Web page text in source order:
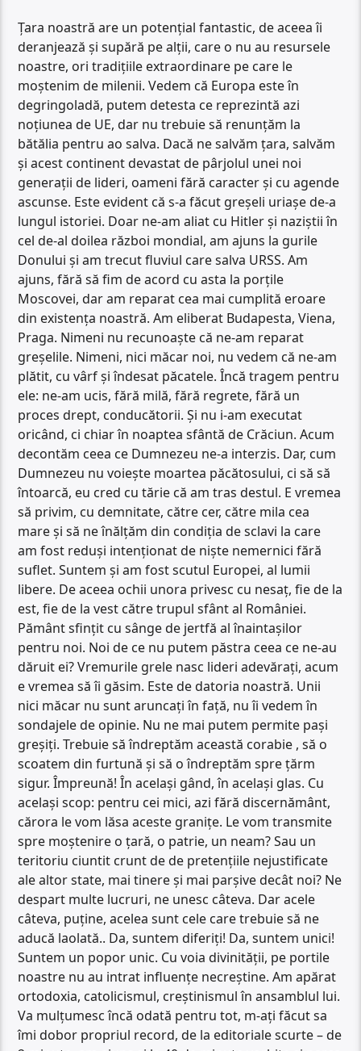
Țara noastră are un potențial fantastic, de aceea îi
deranjează și supără pe alții, care o nu au resursele
noastre, ori tradițiile extraordinare pe care le
moștenim de milenii. Vedem că Europa este în
degringoladă, putem detesta ce reprezintă azi
noțiunea de UE, dar nu trebuie să renunțăm la
bătălia pentru ao salva. Dacă ne salvăm țara, salvăm
și acest continent devastat de pârjolul unei noi
generații de lideri, oameni fără caracter și cu agende
ascunse. Este evident că s-a făcut greșeli uriașe de-a
lungul istoriei. Doar ne-am aliat cu Hitler și naziștii în
cel de-al doilea război mondial, am ajuns la gurile
Donului și am trecut fluviul care salva URSS. Am
ajuns, fără să fim de acord cu asta la porțile
Moscovei, dar am reparat cea mai cumplită eroare
din existența noastră. Am eliberat Budapesta, Viena,
Praga. Nimeni nu recunoaște că ne-am reparat
greșelile. Nimeni, nici măcar noi, nu vedem că ne-am
plătit, cu vârf și îndesat păcatele. Încă tragem pentru
ele: ne-am ucis, fără milă, fără regrete, fără un
proces drept, conducătorii. Și nu i-am executat
oricând, ci chiar în noaptea sfântă de Crăciun. Acum
decontăm ceea ce Dumnezeu ne-a interzis. Dar, cum
Dumnezeu nu voiește moartea păcătosului, ci să să
întoarcă, eu cred cu tărie că am tras destul. E vremea
să privim, cu demnitate, către cer, către mila cea
mare și să ne înălțăm din condiția de sclavi la care
am fost reduși intenționat de niște nemernici fără
suflet. Suntem și am fost scutul Europei, al lumii
libere. De aceea ochii unora privesc cu nesaț, fie de la
est, fie de la vest către trupul sfânt al României.
Pământ sfințit cu sânge de jertfă al înaintașilor
pentru noi. Noi de ce nu putem păstra ceea ce ne-au
dăruit ei? Vremurile grele nasc lideri adevărați, acum
e vremea să îi găsim. Este de datoria noastră. Unii
nici măcar nu sunt aruncați în față, nu îi vedem în
sondajele de opinie. Nu ne mai putem permite pași
greșiți. Trebuie să îndreptăm această corabie , să o
scoatem din furtună și să o îndreptăm spre țărm
sigur. Împreună! În același gând, în același glas. Cu
același scop: pentru cei mici, azi fără discernământ,
cărora le vom lăsa aceste granițe. Le vom transmite
spre moștenire o țară, o patrie, un neam? Sau un
teritoriu ciuntit crunt de de pretențiile nejustificate
ale altor state, mai tinere și mai parșive decât noi? Ne
despart multe lucruri, ne unesc câteva. Dar acele
câteva, puține, acelea sunt cele care trebuie să ne
aducă laolată.. Da, suntem diferiți! Da, suntem unici!
Suntem un popor unic. Cu voia divinității, pe portile
noastre nu au intrat influențe necreștine. Am apărat
ortodoxia, catolicismul, creștinismul în ansamblul lui.
Va mulțumesc încă odată pentru tot, m-ați făcut sa
îmi dobor propriul record, de la editoriale scurte – de